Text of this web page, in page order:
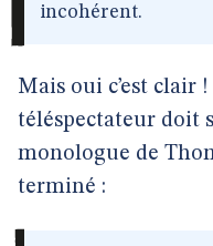
incohérent.
Mais oui c’est clair
téléspectateur doit
monologue de
terminé :